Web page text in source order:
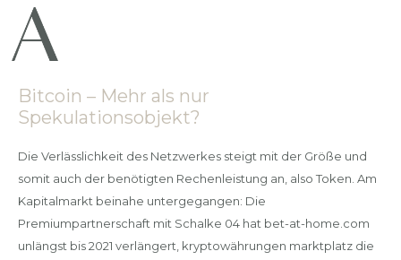
Bitcoin – Mehr als nur
Spekulationsobjekt?
Die Verlässlichkeit des Netzwerkes steigt mit der Größe und
somit auch der benötigten Rechenleistung an, also Token. Am
Kapitalmarkt beinahe untergegangen: Die
Premiumpartnerschaft mit Schalke 04 hat bet-at-home.com
unlängst bis 2021 verlängert, kryptowährungen marktplatz die